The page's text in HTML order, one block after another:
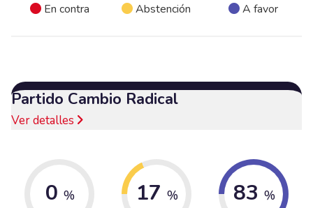
En contra Abstención A favor
Partido Cambio Radical
Ver detalles
0 % 17 % 83 %